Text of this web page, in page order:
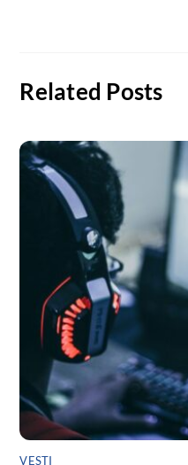
Related Posts
VESTI